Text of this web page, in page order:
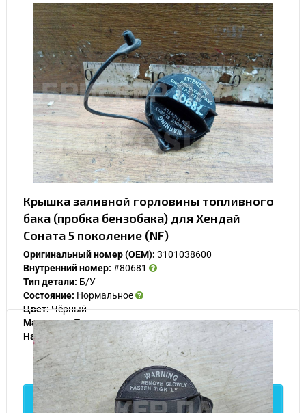
Крышка заливной горловины топливного
бака (пробка бензобака) для Хендай
Соната 5 поколение (NF)
Оригинальный номер (OEM): 3101038600
Внутренний номер: #80681
Тип детали: Б/У
Состояние: Нормальное
Цвет:Чёрный
Материал:Пластик
Наличие:
В наличии
500
Подробнее